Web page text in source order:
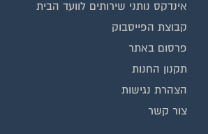
פרסום באתר
תקנון החנות
הצהרת נגישות
צור קשר
המגזינים המובילים